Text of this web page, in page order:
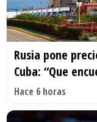
Rusia pone
Cuba: “Que
Hace 6 horas